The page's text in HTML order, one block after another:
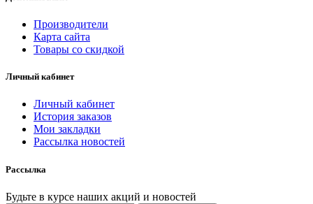
Производители
Карта сайта
Товары со скидкой
Личный кабинет
Личный кабинет
История заказов
Мои закладки
Рассылка новостей
Рассылка
Будьте в курсе наших акций и новостей